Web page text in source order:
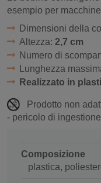
esempio per
Dimensioni della
Altezza: 2,7 cm
Numero di
Lunghezza
Realizzato in
Prodotto non
- pericolo di ingestione
Composizione
plastica,